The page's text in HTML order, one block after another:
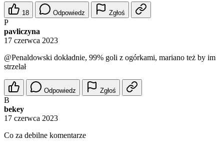
18 Odpowiedz Zgłoś
P
pavliczyna
17 czerwca 2023
@Penaldowski dokładnie, 99% goli z ogórkami, mariano też by im
strzelał
Odpowiedz Zgłoś
B
bekey
17 czerwca 2023
Co za debilne komentarze